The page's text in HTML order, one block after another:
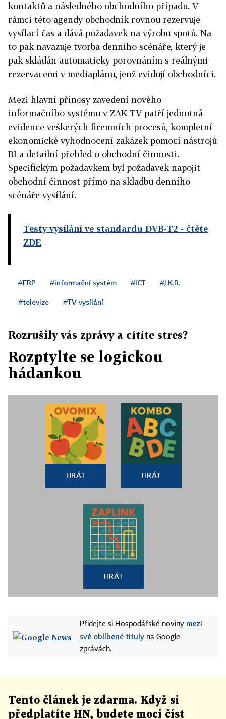
kontaktů a následného obchodního případu. V
rámci této agendy obchodník rovnou rezervuje
vysílací čas a dává požadavek na výrobu spotů. Na
to pak navazuje tvorba denního scénáře, který je
pak skládán automaticky porovnáním s reálnými
rezervacemi v mediaplánu, jenž evidují obchodníci.
Mezi hlavní přínosy zavedení nového
informačního systému v ZAK TV patří jednotná
evidence veškerých firemních procesů, kompletní
ekonomické vyhodnocení zakázek pomocí nástrojů
BI a detailní přehled o obchodní činnosti.
Specifickým požadavkem byl požadavek napojit
obchodní činnost přímo na skladbu denního
scénáře vysílání.
Testy vysílání ve standardu DVB-T2 - čtěte
ZDE
#ERP #informační systém #ICT #J.K.R.
#televize #TV vysílání
Rozrušily vás zprávy a cítíte stres?
Rozptylte se logickou
hádankou
HRÁT HRÁT
HRÁT
Přidejte si Hospodářské noviny mezi
své oblíbené tituly na Google
zprávách.
Tento článek je zdarma. Když si
předplatíte HN, budete moci číst